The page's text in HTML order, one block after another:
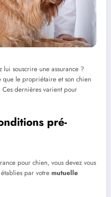
lui souscrire une assurance ?
que le propriétaire et son chien
dernières varient pour
pré-
pour chien, vous devez vous
par votre mutuelle